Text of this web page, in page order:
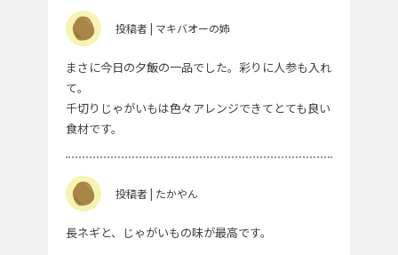
投稿者 | マキバオーの姉
まさに今日の夕飯の一品でした。彩りに人参も入れ
て。
千切りじゃがいもは色々アレンジできてとても良い
食材です。
投稿者 | たかやん
長ネギと、じゃがいもの味が最高です。